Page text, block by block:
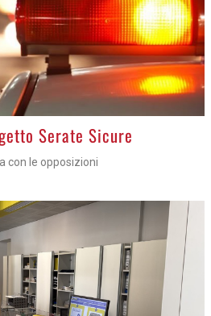
Serate Sicure
con le opposizioni